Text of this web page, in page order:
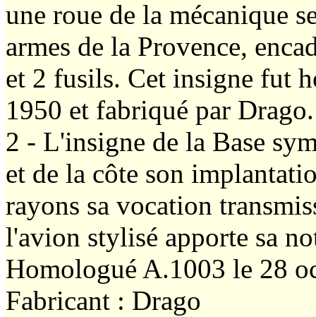
une roue de la mécanique
armes de la Provence,
et 2 fusils. Cet insigne fut
1950 et fabriqué par Drago.
2 - L'insigne de la Base
et de la côte son
rayons sa vocation
l'avion stylisé apporte sa
Homologué A.1003 le 28
Fabricant : Drago